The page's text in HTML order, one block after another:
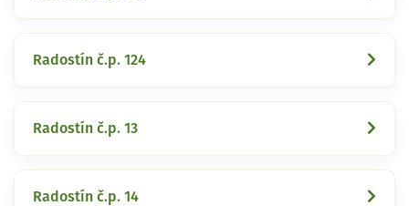
Radostín č.p. 124
Radostín č.p. 13
Radostín č.p. 14